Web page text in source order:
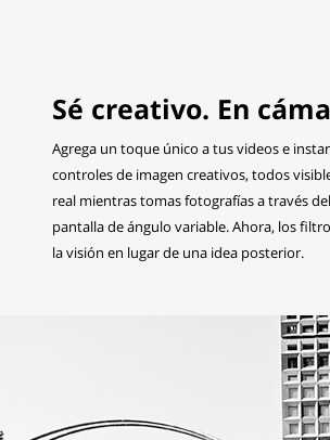
Sé creativo. En
Agrega un toque único a tus videos e
controles de imagen creativos, todos
real mientras tomas fotografías a través
pantalla de ángulo variable. Ahora, los
la visión en lugar de una idea posterior.